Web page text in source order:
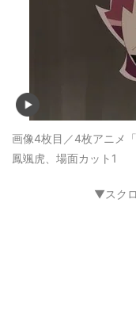
画像4枚目／4枚アニメ
鳳颯虎、場面カット1
▼スク